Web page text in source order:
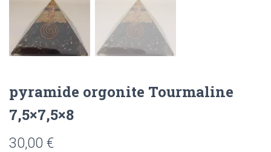
pyramide orgonite Tourmaline
7,5×7,5×8
30,00 €